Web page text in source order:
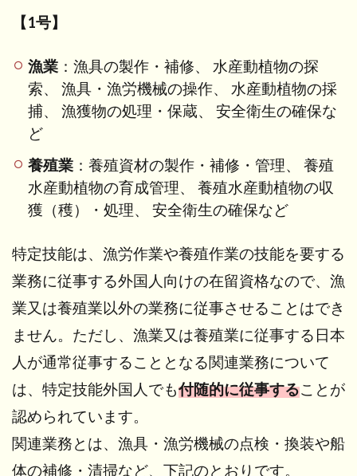
測定試
験と
は?
本語
試験
に合
格す
8
特定
「農
業」
外国
人の
採用
手順
9
さ
【1号】
漁業 ：漁具の製作・補修、 水産動植物の探
索、 漁具・漁労機械の操作、 水産動植物の採
捕、 漁獲物の処理・保蔵、 安全衛生の確保な
ど
養殖業 ：養殖資材の製作・補修・管理、 養殖
水産動植物の育成管理、 養殖水産動植物の収
獲（穫）・処理、 安全衛生の確保など
特定技能は、漁労作業や養殖作業の技能を要する
業務に従事する外国人向けの在留資格なので、漁
業又は養殖業以外の業務に従事させることはでき
ません。ただし、漁業又は養殖業に従事する⽇本
⼈が通常従事することとなる関連業務について
は、特定技能外国⼈でも付随的に従事することが
認められています。
関連業務とは、漁具・漁労機械の点検・換装や船
体の補修・清掃など、下記のとおりです。